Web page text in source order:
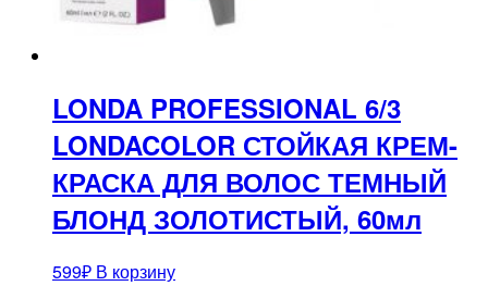
LONDA PROFESSIONAL 6/3
LONDACOLOR СТОЙКАЯ КРЕМ-
КРАСКА ДЛЯ ВОЛОС ТЕМНЫЙ
БЛОНД ЗОЛОТИСТЫЙ, 60мл
599₽ В корзину